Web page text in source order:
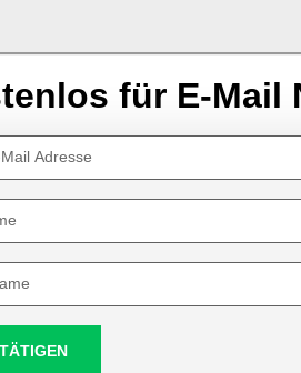
für E-Mail